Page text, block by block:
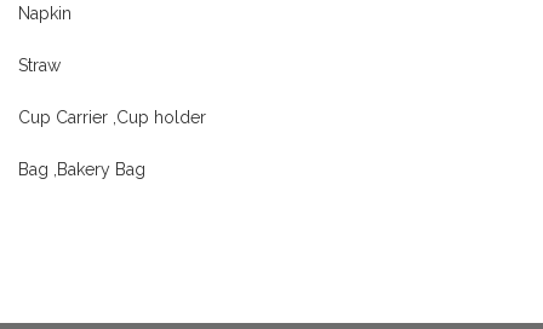
Napkin
Straw
Cup Carrier ,Cup holder
Bag ,Bakery Bag